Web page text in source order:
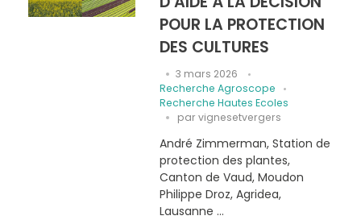
POUR LA PROTECTION
DES CULTURES
3 mars 2026
Recherche Agroscope
Recherche Hautes Ecoles
par vignesetvergers
André Zimmerman, Station de
protection des plantes,
Canton de Vaud, Moudon
Philippe Droz, Agridea,
Lausanne ...